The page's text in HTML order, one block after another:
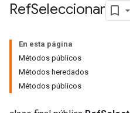
RefSeleccionar
En esta página
Métodos públicos
Métodos heredados
Métodos públicos